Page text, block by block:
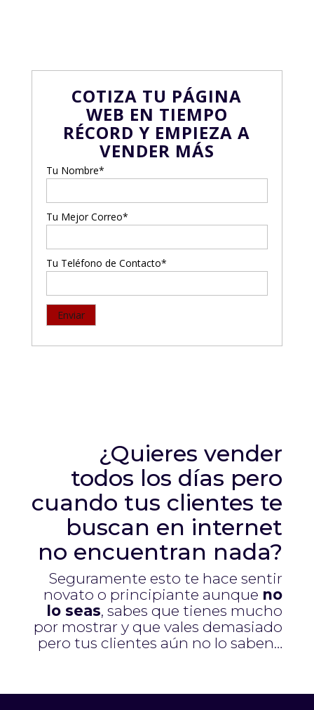
COTIZA TU PÁGINA
WEB EN TIEMPO
RÉCORD Y EMPIEZA A
VENDER MÁS
Tu Nombre*
Tu Mejor Correo*
Tu Teléfono de Contacto*
¿Quieres vender
todos los días pero
cuando tus clientes te
buscan en internet
no encuentran nada?
Seguramente esto te hace sentir
novato o principiante aunque no
lo seas, sabes que tienes mucho
por mostrar y que vales demasiado
pero tus clientes aún no lo saben…